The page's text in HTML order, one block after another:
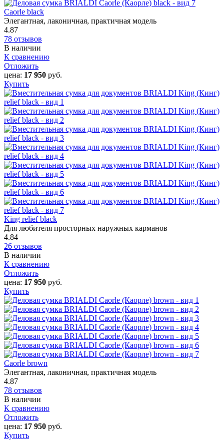
Caorle‎ black
Элегантная, лаконичная, практичная модель
4.87
78 отзывов
В наличии
К сравнению
Отложить
цена: 17 950 руб.
Купить
King relief black
Для любителя просторных наружных карманов
4.84
26 отзывов
В наличии
К сравнению
Отложить
цена: 17 950 руб.
Купить
Caorle‎ brown
Элегантная, лаконичная, практичная модель
4.87
78 отзывов
В наличии
К сравнению
Отложить
цена: 17 950 руб.
Купить